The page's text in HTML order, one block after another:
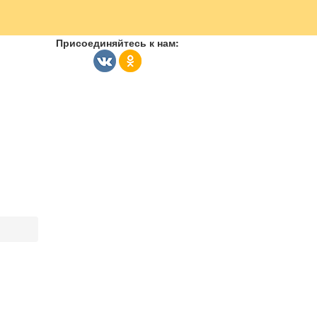
Присоединяйтесь к нам: